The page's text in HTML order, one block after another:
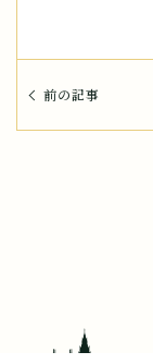
前の記事